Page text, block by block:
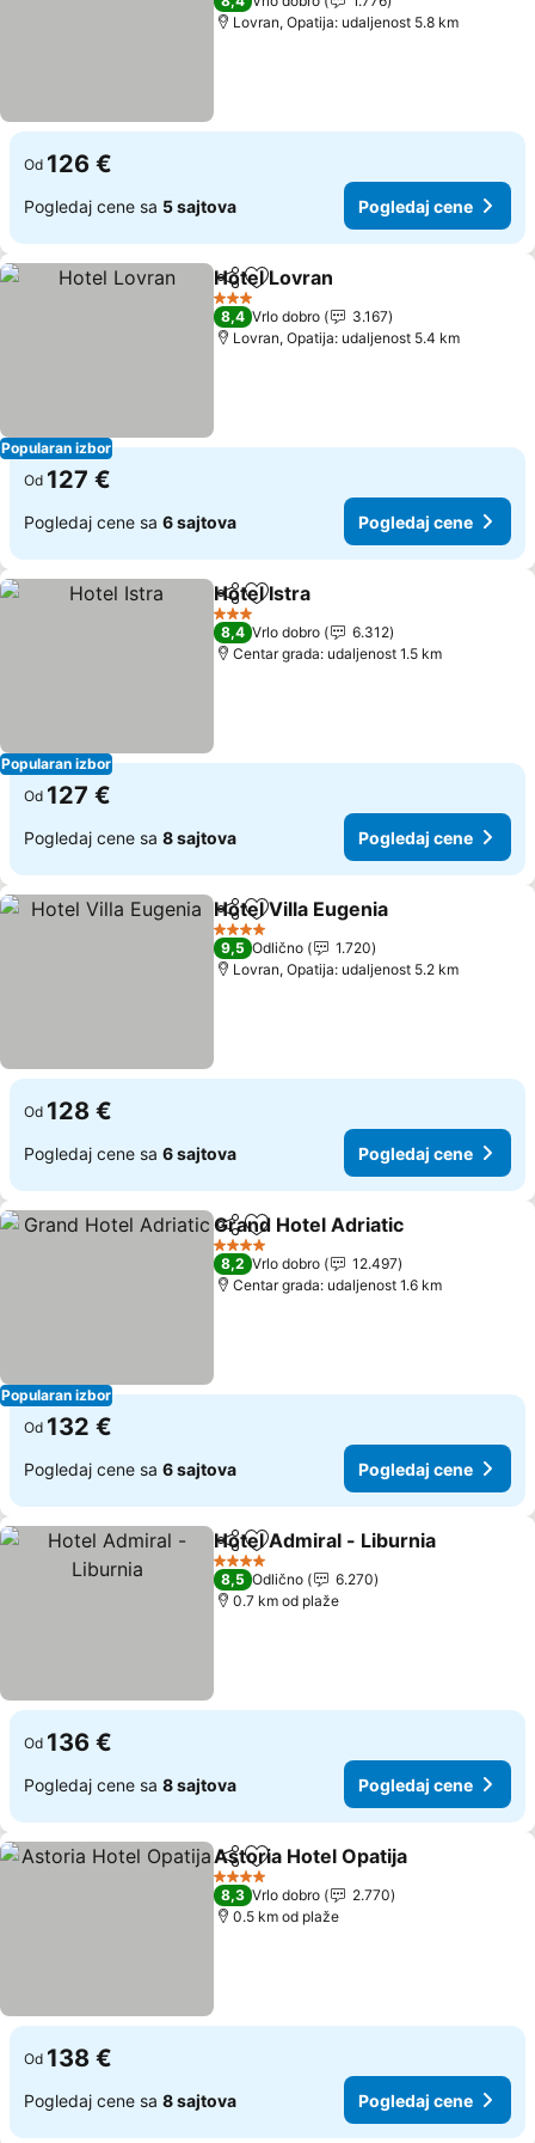
Lovran, Opatija: udaljenost 5.8 km
Od 126 €
Pogledaj cene sa 5 sajtova Pogledaj cene
Popularan izbor
Deli Dodati u favorite
Hotel Lovran
3 Zvezdice
8,4 Vrlo dobro
3.167
Lovran, Opatija: udaljenost 5.4 km
Od 127 €
Pogledaj cene sa 6 sajtova Pogledaj cene
Popularan izbor
Deli Dodati u favorite
Hotel Istra
3 Zvezdice
8,4 Vrlo dobro
6.312
Centar grada: udaljenost 1.5 km
Od 127 €
Pogledaj cene sa 8 sajtova Pogledaj cene
Deli Dodati u favorite
Hotel Villa Eugenia
4 Zvezdice
9,5 Odlično
1.720
Lovran, Opatija: udaljenost 5.2 km
Od 128 €
Pogledaj cene sa 6 sajtova Pogledaj cene
Popularan izbor
Deli Dodati u favorite
Grand Hotel Adriatic
4 Zvezdice
8,2 Vrlo dobro
12.497
Centar grada: udaljenost 1.6 km
Od 132 €
Pogledaj cene sa 6 sajtova Pogledaj cene
Deli Dodati u favorite
Hotel Admiral - Liburnia
4 Zvezdice
8,5 Odlično
6.270
0.7 km od plaže
Od 136 €
Pogledaj cene sa 8 sajtova Pogledaj cene
Deli Dodati u favorite
Astoria Hotel Opatija
4 Zvezdice
8,3 Vrlo dobro
2.770
0.5 km od plaže
Od 138 €
Pogledaj cene sa 8 sajtova Pogledaj cene